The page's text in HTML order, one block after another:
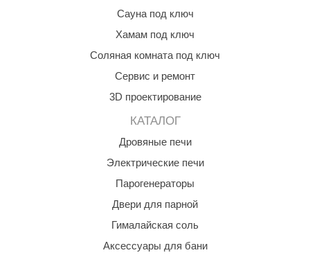
Сауна под ключ
Хамам под ключ
Соляная комната под ключ
Сервис и ремонт
3D проектирование
КАТАЛОГ
Дровяные печи
Электрические печи
Парогенераторы
Двери для парной
Гималайская соль
Аксессуары для бани